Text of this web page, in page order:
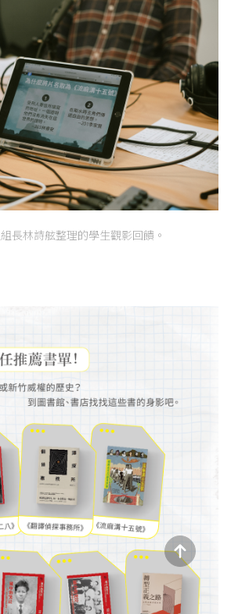
長林詩舷整理的學生觀影回饋。